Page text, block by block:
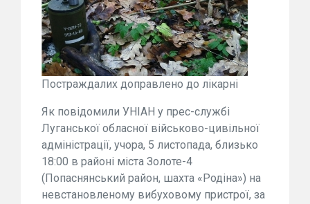
Постраждалих доправлено до лікарні
Як повідомили УНІАН у прес-службі
Луганської обласної військово-цивільної
адміністрації, учора, 5 листопада, близько
18:00 в районі міста Золоте-4
(Попаснянський район, шахта «Родіна») на
невстановленому вибуховому пристрої, за